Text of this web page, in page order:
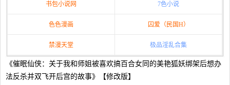
书包小说网 7色小说
色色漫画 囚爱（民国H）
禁漫天堂 极品淫乱合集
《催眠仙侠：关于我和师姐被喜欢搞百合女同的美艳狐妖绑架后想办
法反杀并双飞开后宫的故事》【修改版】